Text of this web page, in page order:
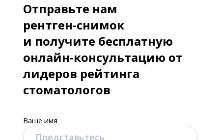
Отправьте нам
рентген-снимок
и получите бесплатную
онлайн-консультацию от
лидеров рейтинга
стоматологов
Ваше имя